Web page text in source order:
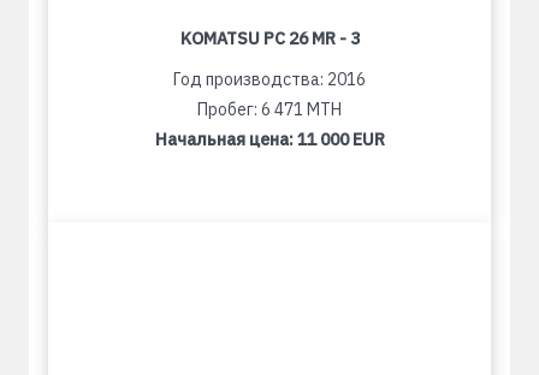
KOMATSU PC 26 MR - 3
Год производства: 2016
Пробег: 6 471 MTH
Начальная цена:11 000 EUR